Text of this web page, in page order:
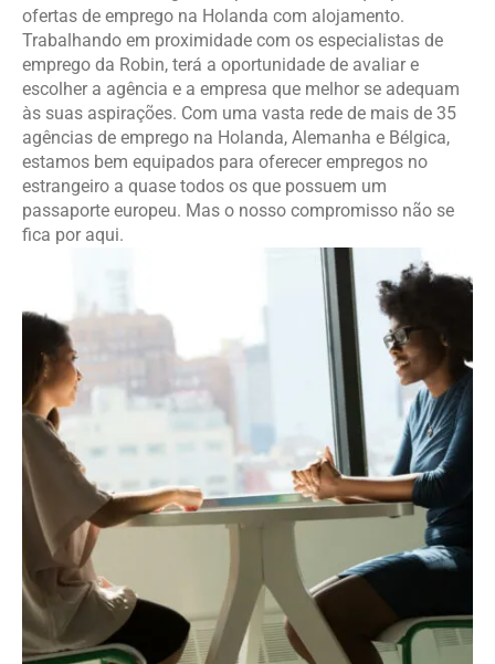
ofertas de emprego na Holanda com alojamento.
Trabalhando em proximidade com os especialistas de
emprego da Robin, terá a oportunidade de avaliar e
escolher a agência e a empresa que melhor se adequam
às suas aspirações. Com uma vasta rede de mais de 35
agências de emprego na Holanda, Alemanha e Bélgica,
estamos bem equipados para oferecer empregos no
estrangeiro a quase todos os que possuem um
passaporte europeu. Mas o nosso compromisso não se
fica por aqui.